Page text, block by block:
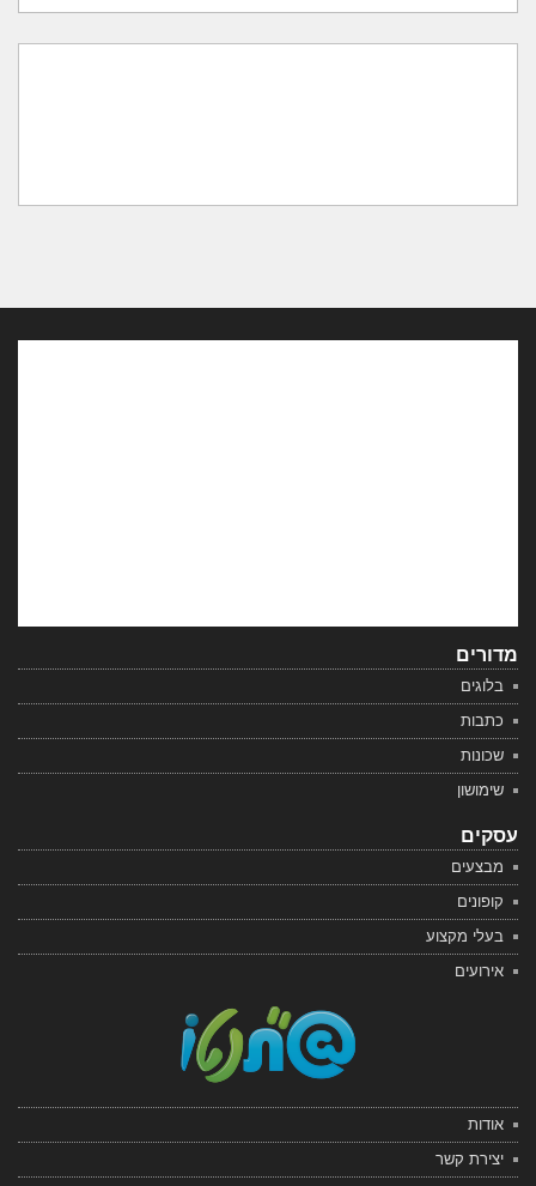
מדורים
בלוגים
כתבות
שכונות
שימושון
עסקים
מבצעים
קופונים
בעלי מקצוע
אירועים
אודות
יצירת קשר